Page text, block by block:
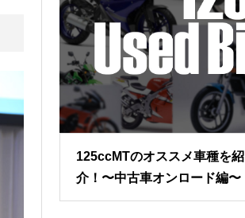
125ccMTのオススメ車種を紹
介！〜中古車オンロード編〜